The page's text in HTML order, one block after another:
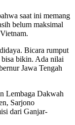
saat ini memang
belum maksimal
Bicara rumput
bisa bikin. Ada nilai
Jawa Tengah
Lembaga Dakwah
Sarjono
dari Ganjar-